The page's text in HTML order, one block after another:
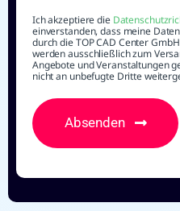
Ich akzeptiere die
einverstanden, dass meine
durch die TOP CAD Center
werden ausschließlich zum
Angebote und Veranstaltungen
nicht an unbefugte Dritte
Absenden